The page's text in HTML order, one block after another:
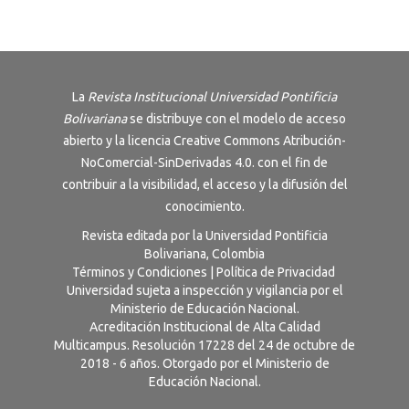
La Revista Institucional Universidad Pontificia
Bolivarianase distribuye con el modelo de acceso
abierto y la licencia Creative Commons Atribución-
NoComercial-SinDerivadas 4.0. con el fin de
contribuir a la visibilidad, el acceso y la difusión del
conocimiento.
Revista editada por la Universidad Pontificia
Bolivariana, Colombia
Términos y Condiciones
Política de Privacidad
Universidad sujeta a inspección y vigilancia por el
Ministerio de Educación Nacional.
Acreditación Institucional de Alta Calidad
Multicampus. Resolución 17228 del 24 de octubre de
2018 - 6 años. Otorgado por el Ministerio de
Educación Nacional.